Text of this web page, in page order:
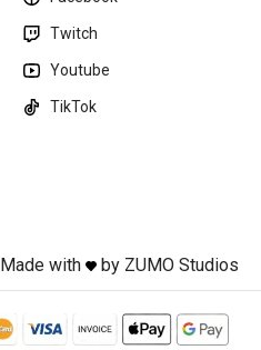
Twitch
Youtube
TikTok
Made with by ZUMO Studios